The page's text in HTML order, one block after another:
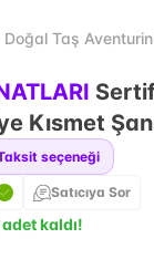
Taş
Kısmet
seçeneği
Satıcıya Sor
kaldı!